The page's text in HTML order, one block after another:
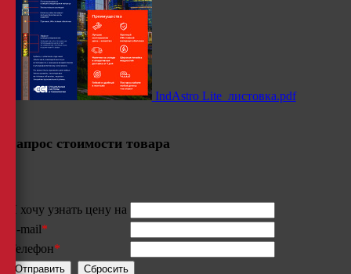
IndAstro Lite_листовка.pdf
Запрос стоимости товара
Я хочу узнать цену на
E-mail*
Телефон*